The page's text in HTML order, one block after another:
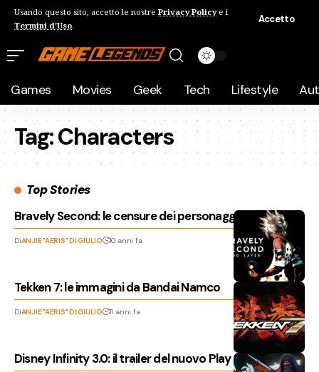
Usando questo sito, accetto le nostre Privacy Policye i
Termini d'Uso.
Accetto
Games Movies Geek Tech Lifestyle
Tag:Characters
Top Stories
Bravely Second: le censure dei personaggi
DiANJIE "AERIS" DI GIULIO 10 anni fa
Tekken 7: le immagini da Bandai Namco
DiANJIE "AERIS" DI GIULIO 11 anni fa
Disney Infinity 3.0: il trailer del nuovo Play Set